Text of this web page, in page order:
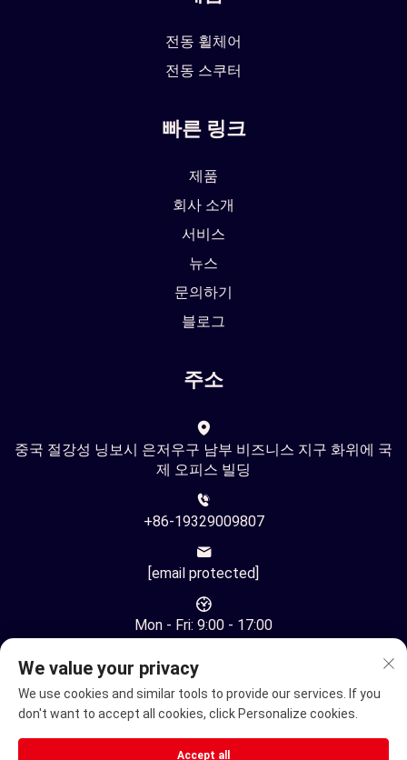
전동 휠체어
전동 스쿠터
빠른 링크
제품
회사 소개
서비스
뉴스
문의하기
블로그
주소
중국 절강성 닝보시 은저우구 남부 비즈니스 지구 화위에 국
제 오피스 빌딩
+86-19329009807
[email protected]
Mon - Fri: 9:00 - 17:00
저작권 © 중국 닝보 유환 자동화 기술 유한회사. 모든 권리 보유
We value your privacy
We use cookies and similar tools to provide our services. If you
don't want to accept all cookies, click Personalize cookies.
Accept all